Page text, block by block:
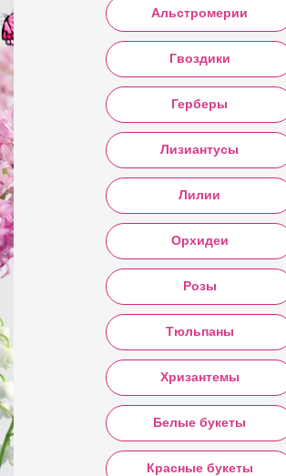
Альстромерии
Гвоздики
Герберы
Лизиантусы
Лилии
Орхидеи
Розы
Тюльпаны
Хризантемы
Белые букеты
Красные букеты